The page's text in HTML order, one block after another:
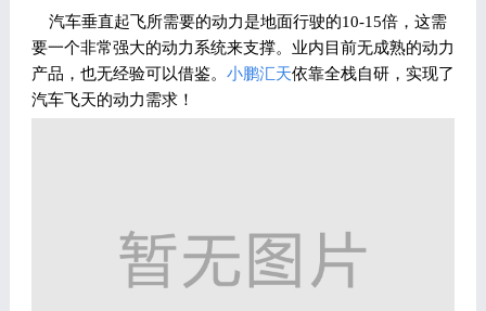
汽车垂直起飞所需要的动力是地面行驶的10-15倍，这需
要一个非常强大的动力系统来支撑。业内目前无成熟的动力
产品，也无经验可以借鉴。 小鹏汇天依靠全栈自研，实现了
汽车飞天的动力需求！